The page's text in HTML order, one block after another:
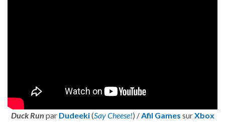
Duck Run par Dudeeki(Say Cheese!) /Afil Games surXbox